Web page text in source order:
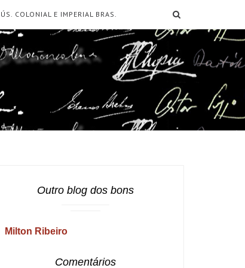
COLONIAL E IMPERIAL BRAS.
Outro blog dos bons
Milton Ribeiro
Comentários